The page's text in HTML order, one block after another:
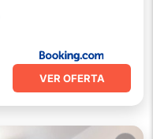
VER OFERTA